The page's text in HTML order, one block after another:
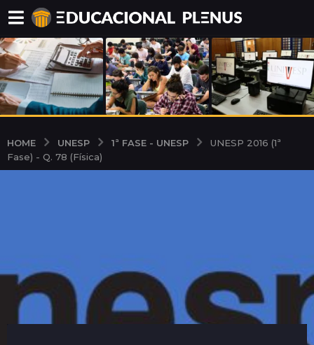
HOME UNESP 1ª FASE - UNESP
UNESP 2016 (1ª
Fase) - Q. 78 (Física)